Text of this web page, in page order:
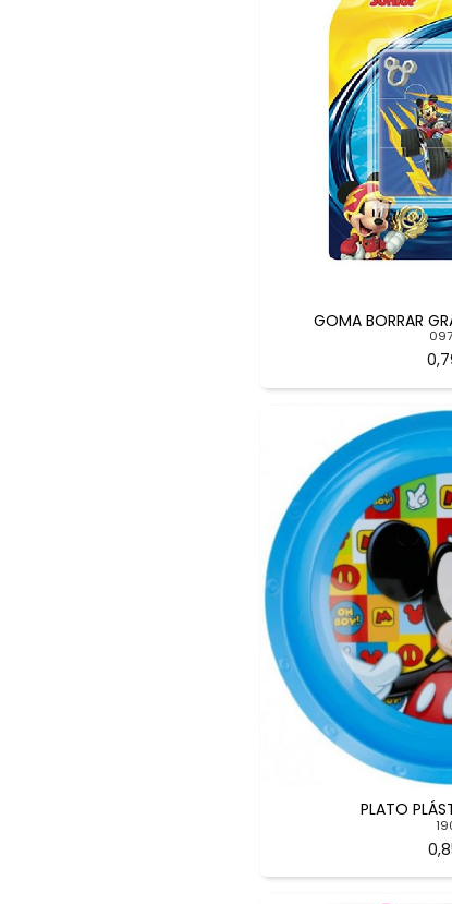
GOMA BORRAR
PLATO